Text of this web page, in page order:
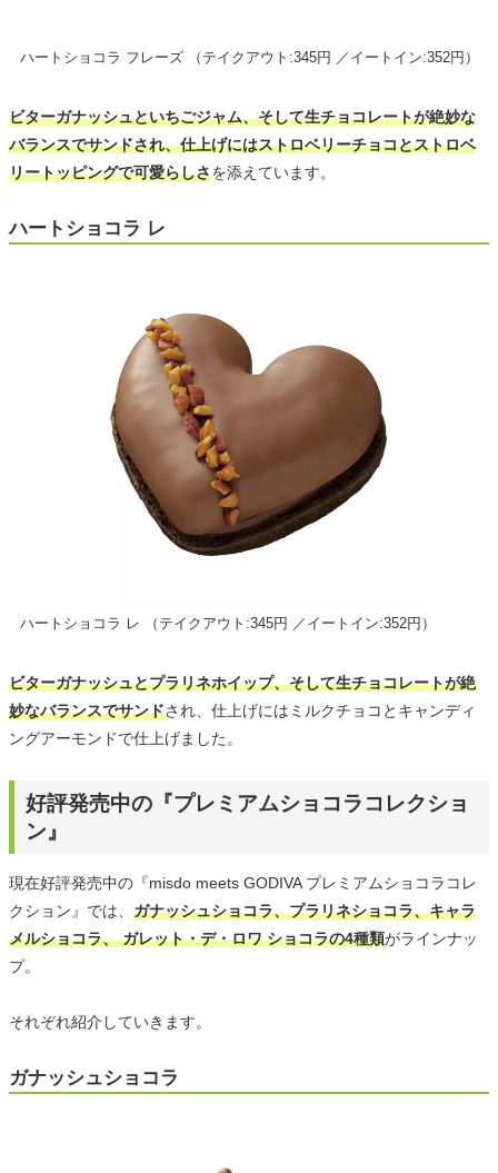
ハートショコラ フレーズ （テイクアウト:345円 ／イートイン:352円）
ビターガナッシュといちごジャム、そして生チョコレートが絶妙な
バランスでサンドされ、仕上げにはストロベリーチョコとストロベ
リートッピングで可愛らしさを添えています。
ハートショコラ レ
ハートショコラ レ （テイクアウト:345円 ／イートイン:352円）
ビターガナッシュとプラリネホイップ、そして生チョコレートが絶
妙なバランスでサンドされ、仕上げにはミルクチョコとキャンディ
ングアーモンドで仕上げました。
好評発売中の『プレミアムショコラコレクショ
ン』
現在好評発売中の『misdo meets GODIVA プレミアムショコラコレ
クション』では、 ガナッシュショコラ、プラリネショコラ、キャラ
メルショコラ、 ガレット・デ・ロワ ショコラの4種類がラインナッ
プ。
それぞれ紹介していきます。
ガナッシュショコラ